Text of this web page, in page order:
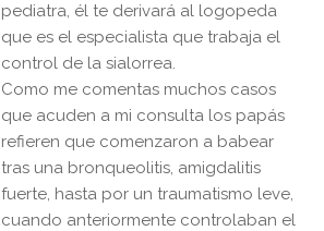
pediatra, él te derivará al logopeda
que es el especialista que trabaja el
control de la sialorrea.
Como me comentas muchos casos
que acuden a mi consulta los papás
refieren que comenzaron a babear
tras una bronqueolitis, amigdalitis
fuerte, hasta por un traumatismo leve,
cuando anteriormente controlaban el